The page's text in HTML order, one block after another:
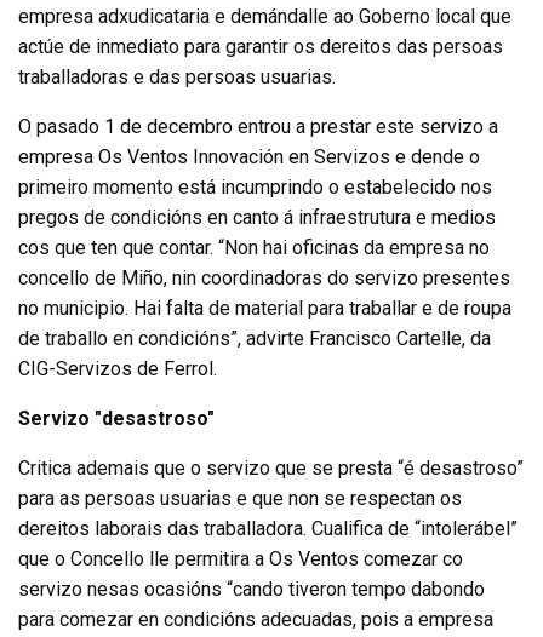
empresa adxudicataria e demándalle ao Goberno local que
actúe de inmediato para garantir os dereitos das persoas
traballadoras e das persoas usuarias.
O pasado 1 de decembro entrou a prestar este servizo a
empresa Os Ventos Innovación en Servizos e dende o
primeiro momento está incumprindo o estabelecido nos
pregos de condicións en canto á infraestrutura e medios
cos que ten que contar. “Non hai oficinas da empresa no
concello de Miño, nin coordinadoras do servizo presentes
no municipio. Hai falta de material para traballar e de roupa
de traballo en condicións”, advirte Francisco Cartelle, da
CIG-Servizos de Ferrol.
Servizo "desastroso"
Critica ademais que o servizo que se presta “é desastroso”
para as persoas usuarias e que non se respectan os
dereitos laborais das traballadora. Cualifica de “intolerábel”
que o Concello lle permitira a Os Ventos comezar co
servizo nesas ocasións “cando tiveron tempo dabondo
para comezar en condicións adecuadas, pois a empresa